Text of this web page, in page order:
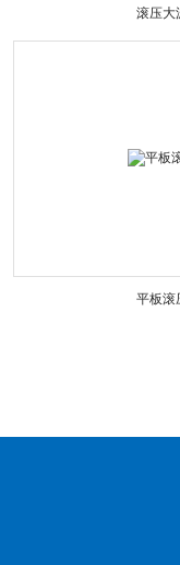
滚压大
平板滚